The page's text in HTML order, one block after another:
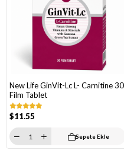
New Life GinVit-Lc L- Carnitine 30
Film Tablet
$11.55
Sepete Ekle